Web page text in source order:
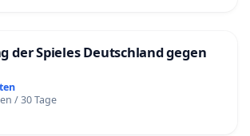
der Spieles Deutschland gegen
/ 30 Tage